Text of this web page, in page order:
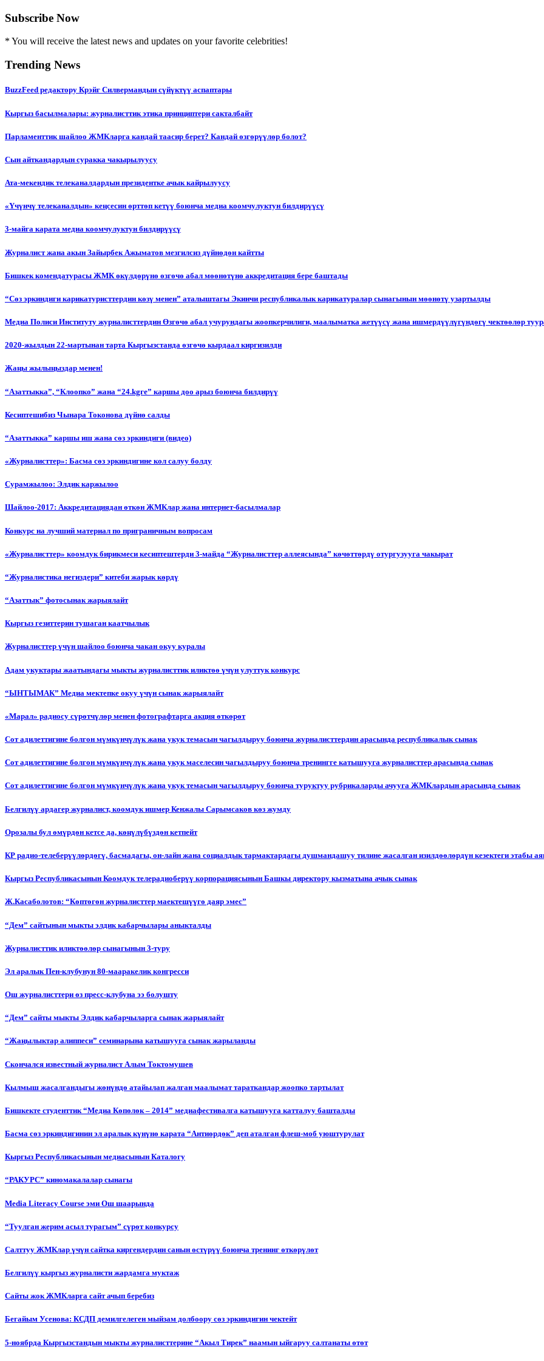
Subscribe Now
* You will receive the latest news and updates on your favorite celebrities!
Trending News
BuzzFeed редактору Крэйг Силвермандын сүйүктүү аспаптары
Кыргыз басылмалары: журналисттик этика принциптери сакталбайт
Парламенттик шайлоо ЖМКларга кандай таасир берет? Кандай өзгөрүүлөр болот?
Сын айткандардын суракка чакырылуусу
Ата-мекендик телеканалдардын президентке ачык кайрылуусу
«Үчүнчү телеканалдын» кеңсесин өрттөп кетүү боюнча медиа коомчулуктун билдирүүсү
3-майга карата медиа коомчулуктун билдирүүсү
Журналист жана акын Зайырбек Ажыматов мезгилсиз дүйнөдөн кайтты
Бишкек комендатурасы ЖМК өкүлдөрүнө өзгөчө абал мөөнөтүнө аккредитация бере баштады
“Сөз эркиндиги карикатуристтердин көзү менен” аталыштагы Экинчи республикалык карикатуралар сынагынын мөөнөтү узартылды
Медиа Полиси Институту журналисттердин Өзгөчө абал учурундагы жоопкерчилиги, маалыматка жетүүсү жана ишмердүүлүгүндөгү чектөөлөр
2020-жылдын 22-мартынан тарта Кыргызстанда өзгөчө кырдаал киргизилди
Жаңы жылыңыздар менен!
“Азаттыкка”, “Клоопко” жана “24.kgге” каршы доо арыз боюнча билдирүү
Кесиптешибиз Чынара Токонова дүйнө салды
“Азаттыкка” каршы иш жана сөз эркиндиги (видео)
«Журналисттер»: Басма сөз эркиндигине кол салуу болду
Сурамжылоо: Элдик каржылоо
Шайлоо-2017: Аккредитациядан өткөн ЖМКлар жана интернет-басылмалар
Конкурс на лучший материал по приграничным вопросам
«Журналисттер» коомдук бирикмеси кесиптештерди 3-майда “Журналисттер аллеясында” көчөттөрдү отургузууга чакырат
“Журналистика негиздери” китеби жарык көрдү
“Азаттык” фотосынак жарыялайт
Кыргыз гезиттерин тушаган каатчылык
Журналисттер үчүн шайлоо боюнча чакан окуу куралы
Адам укуктары жаатындагы мыкты журналисттик иликтөө үчүн улуттук конкурс
“ЫНТЫМАК” Медиа мектепке окуу үчүн сынак жарыялайт
«Марал» радиосу сүрөтчүлөр менен фотографтарга акция өткөрөт
Сот адилеттигине болгон мүмкүнчүлүк жана укук темасын чагылдыруу боюнча журналисттердин арасында республикалык сынак
Сот адилеттигине болгон мүмкүнчүлүк жана укук маселесин чагылдыруу боюнча тренингге катышууга журналисттер арасында сынак
Сот адилеттигине болгон мүмкүнчүлүк жана укук темасын чагылдыруу боюнча туруктуу рубрикаларды ачууга ЖМКлардын арасында сынак
Белгилүү ардагер журналист, коомдук ишмер Кенжалы Сарымсаков көз жумду
Орозалы бул өмүрдөн кетсе да, көңүлүбүздөн кетпейт
КР радио-телеберүүлөрдөгү, басмадагы, он-лайн жана социалдык тармактардагы душмандашуу тилине жасалган изилдөөлөрдүн кезектеги этабы
Кыргыз Республикасынын Коомдук телерадиоберүү корпорациясынын Башкы директору кызматына ачык сынак
Ж.Касаболотов: “Көптөгөн журналисттер маектешүүгө даяр эмес”
“Дем” сайтынын мыкты элдик кабарчылары аныкталды
Журналисттик иликтөөлөр сынагынын 3-туру
Эл аралык Пен-клубунун 80-мааракелик конгресси
Ош журналисттери өз пресс-клубуна ээ болушту
“Дем” сайты мыкты Элдик кабарчыларга сынак жарыялайт
“Жаңылыктар алиппеси” семинарына катышууга сынак жарыланды
Cкончался известный журналист Алым Токтомушев
Кылмыш жасалгандыгы жөнүндө атайылап жалган маалымат тараткандар жоопко тартылат
Бишкекте студенттик “Медиа Көпөлөк – 2014” медиафестивалга катышууга катталуу башталды
Басма сөз эркиндигинин эл аралык күнүнө карата “Антиөрдөк” деп аталган флеш-моб уюштурулат
Кыргыз Республикасынын медиасынын Каталогу
“РАКУРС” киномакалалар сынагы
Media Literacy Сourse эми Ош шаарында
“Туулган жерим асыл турагым” сүрөт конкурсу
Салттуу ЖМКлар үчүн сайтка киргендердин санын өстүрүү боюнча тренинг өткөрүлөт
Белгилүү кыргыз журналисти жардамга муктаж
Сайты жок ЖМКларга сайт ачып беребиз
Бегайым Усенова: КСДП демилгелеген мыйзам долбоору сөз эркиндигин чектейт
5-ноябрда Кыргызстандын мыкты журналисттерине “Акыл Тирек” наамын ыйгаруу салтанаты өтөт